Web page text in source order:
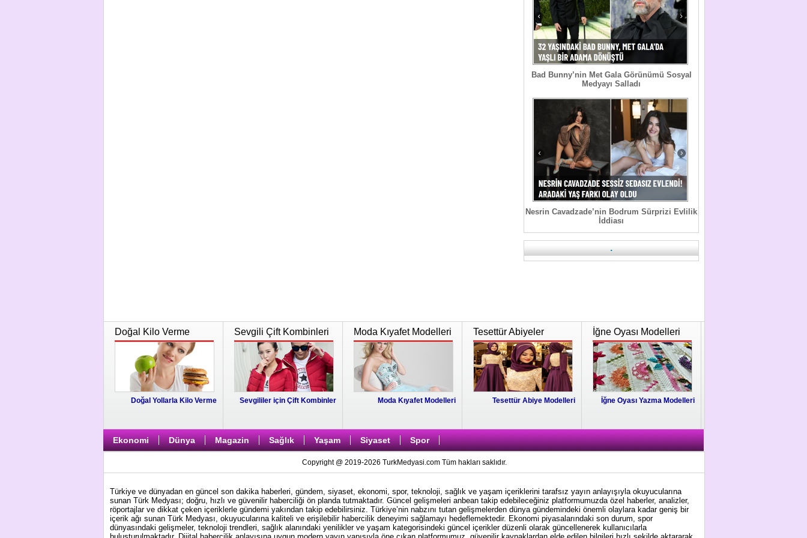
Bad Bunny’nin Met Gala Görünümü Sosyal
Medyayı Salladı
Nesrin Cavadzade’nin Bodrum Sürprizi Evlilik
İddiası
.
Doğal Kilo Verme
Doğal Yollarla Kilo Verme
Sevgili Çift Kombinleri
Sevgililer için Çift Kombinler
Moda Kıyafet Modelleri
Moda Kıyafet Modelleri
Tesettür Abiyeler
Tesettür Abiye Modelleri
İğne Oyası Modelleri
İğne Oyası Yazma Modelleri
Ekonomi Dünya Magazin Sağlık Yaşam Siyaset Spor
Copyright @ 2019-2026 TurkMedyasi.com Tüm hakları saklıdır.
Türkiye ve dünyadan en güncel son dakika haberleri, gündem, siyaset, ekonomi, spor, teknoloji, sağlık ve yaşam içeriklerini tarafsız yayın anlayışıyla okuyucularına
sunan Türk Medyası; doğru, hızlı ve güvenilir haberciliği ön planda tutmaktadır. Güncel gelişmeleri anbean takip edebileceğiniz platformumuzda özel haberler, analizler,
röportajlar ve dikkat çeken içeriklerle gündemi yakından takip edebilirsiniz. Türkiye’nin nabzını tutan gelişmelerden dünya gündemindeki önemli olaylara kadar geniş bir
içerik ağı sunan Türk Medyası, okuyucularına kaliteli ve erişilebilir habercilik deneyimi sağlamayı hedeflemektedir. Ekonomi piyasalarındaki son durum, spor
dünyasındaki gelişmeler, teknoloji trendleri, sağlık alanındaki yenilikler ve yaşam kategorisindeki güncel içerikler düzenli olarak güncellenerek kullanıcılarla